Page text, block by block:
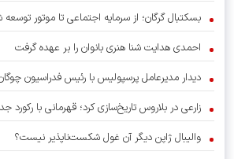
بسکتبال گرگان؛ از سرمایه اجتماعی تا موتور
احمدی هدایت شنا هنری بانوان را بر عهده گرفت
دیدار مدیرعامل پرسپولیس با رئیس فدراسیون
زارعی در بلاروس تاریخ‌سازی کرد؛ قهرمانی با رکورد
والیبال ژاپن دیگر آن غول شکست‌ناپذیر نیست؟